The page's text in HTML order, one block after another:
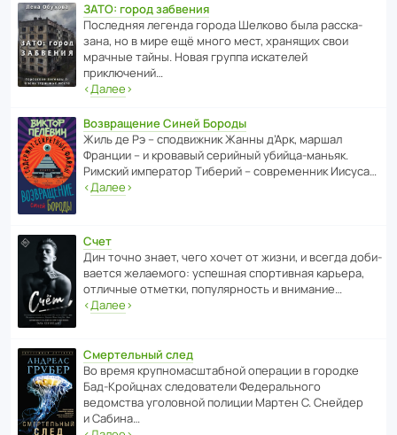
ЗАТО: город забвения
После­дняя легенда города Шелково была расска­
зана, но в мире ещё много мест, хранящих свои
мрачные тайны. Новая группа иска­телей
приключений…
‹Далее›
Возвращение Синей Бороды
Жиль де Рэ – спод­ви­жник Жанны д’Арк, маршал
Франции – и кровавый серийный убийца-маньяк.
Римский импе­ратор Тиберий – совре­менник Иисуса…
‹Далее›
Счет
Дин точно знает, чего хочет от жизни, и всегда доби­
ва­ется жела­е­мого: успе­шная спор­ти­вная карьера,
отли­чные отметки, попу­ля­р­ность и внимание…
‹Далее›
Смертельный след
Во время круп­но­мас­ш­та­бной операции в городке
Бад‑Крой­цнах следо­ва­тели Феде­раль­ного
ведомства уголо­вной полиции Мартен С. Снейдер
и Сабина…